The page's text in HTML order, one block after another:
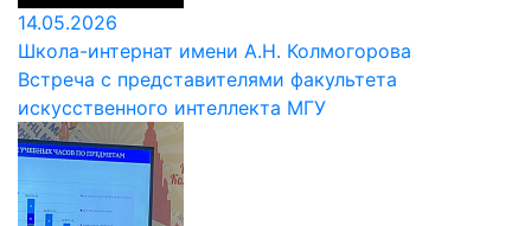
14.05.2026
Школа-интернат имени А.Н. Колмогорова
Встреча с представителями факультета
искусственного интеллекта МГУ